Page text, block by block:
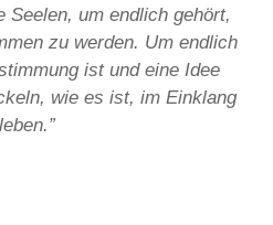
Seelen, um endlich gehört,
zu werden. Um endlich
ist und eine Idee
wie es ist, im Einklang